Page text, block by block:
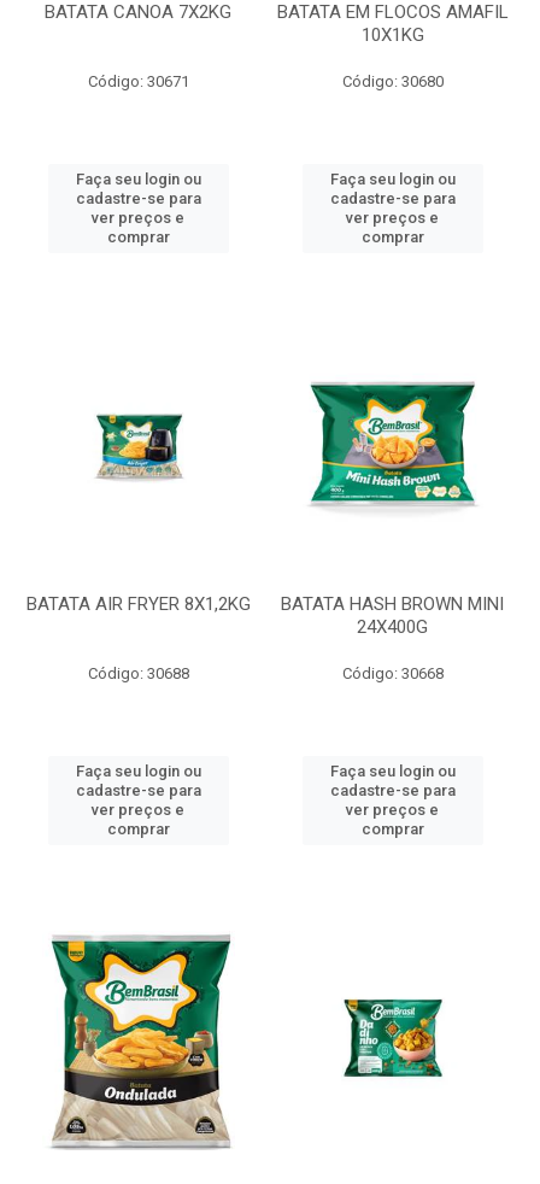
BATATA CANOA 7X2KG
Código: 30671
Faça seu login ou
cadastre-se para
ver preços e
comprar
BATATA EM FLOCOS AMAFIL
10X1KG
Código: 30680
Faça seu login ou
cadastre-se para
ver preços e
comprar
BATATA AIR FRYER 8X1,2KG
Código: 30688
Faça seu login ou
cadastre-se para
ver preços e
comprar
BATATA HASH BROWN MINI
24X400G
Código: 30668
Faça seu login ou
cadastre-se para
ver preços e
comprar